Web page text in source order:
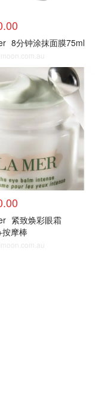
8分钟涂抹面膜75ml
紧致焕彩眼霜
按摩棒